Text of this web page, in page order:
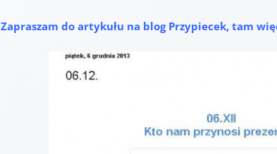
Zapraszam do artykułu na blog Przypiecek, tam